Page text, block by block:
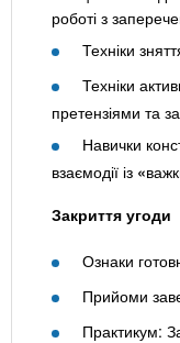
роботі з
Техніки
Техніки
претензіями та
Навички
взаємодії із «
Закриття угоди
Ознаки
Прийоми
Практикум: